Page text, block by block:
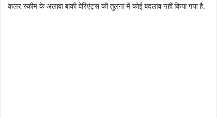
कलर स्कीम के अलावा बाकी वेरिएंट्स की तुलना में कोई बदलाव नहीं किया गया है.